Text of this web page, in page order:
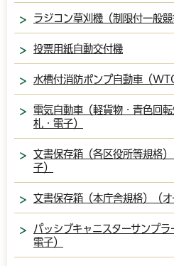
ラジコン草刈機（制限付一般競
投票用紙自動交付機
水槽付消防ポンプ自動車（
電気自動車（軽貨物・青色回
札・電子）
文書保存箱（各区役所等規格
子）
文書保存箱（本庁舎規格）（オ
パッシブキャニスターサンプラ
電子）